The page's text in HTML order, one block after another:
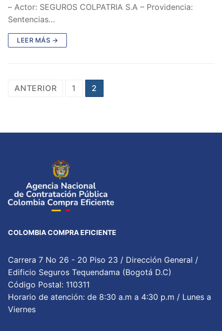
– Actor: SEGUROS COLPATRIA S.A – Providencia:
Sentencias…
LEER MÁS →
Paginación
ANTERIOR 1 2
COLOMBIA COMPRA EFICIENTE
Carrera 7 No 26 - 20 Piso 23 / Dirección General /
Edificio Seguros Tequendama (Bogotá D.C)
Código Postal: 110311
Horario de atención: de 8:30 a.m a 4:30 p.m / Lunes a
Viernes